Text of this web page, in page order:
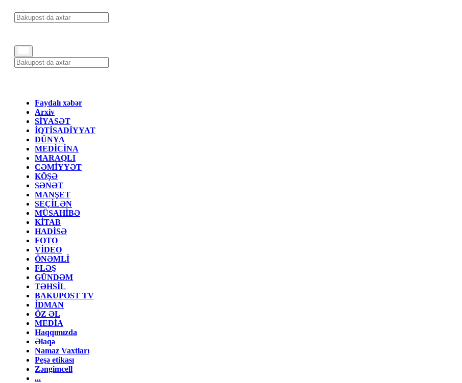
Faydalı xəbər
Arxiv
SİYASƏT
İQTİSADİYYAT
DÜNYA
MEDİCİNA
MARAQLI
CƏMİYYƏT
KÖŞƏ
SƏNƏT
MANŞET
SEÇİLƏN
MÜSAHİBƏ
KİTAB
HADİSƏ
FOTO
VİDEO
ÖNƏMLİ
FLƏŞ
GÜNDƏM
TƏHSİL
BAKUPOST TV
İDMAN
ÖZ ƏL
MEDİA
Haqqımızda
Əlaqə
Namaz Vaxtları
Peşə etikası
Zəngimcell
...